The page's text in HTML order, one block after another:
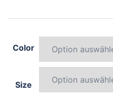
Color
Size